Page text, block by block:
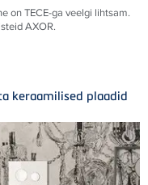
onTECE-ga veelgi lihtsam.
AXOR.
keraamilised plaadid